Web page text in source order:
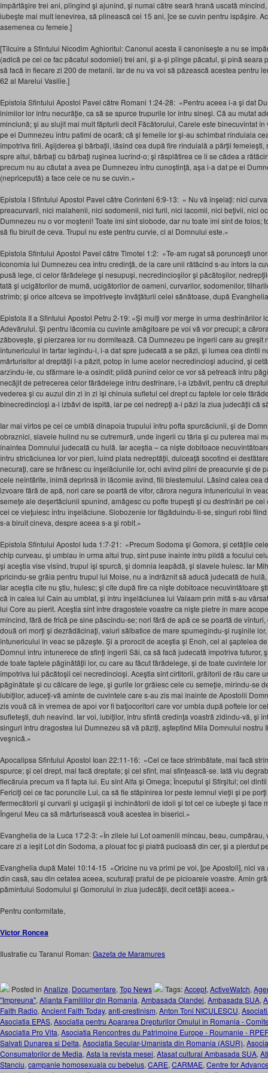
împărtăşire trei ani, plîngînd şi ajunînd, şi numai către seară hrană uscată
iubeşte mai mult lenevirea, să plinească cei 15 ani, [ce se cuvin pentru ispăşire.
asemenea cu femeie.]
[Tîlcuire a Sfîntului Nicodim Aghioritul: Canonul acesta îi canoniseşte a nu se
(adică pe cei ce fac păcatul sodomiei) trei ani, şi a-şi plînge păcatul, şi pînă seara
să facă în fiecare zi 200 de metanii. Iar de nu va voi să păzească acestea pentru
62 al Marelui Vasilie.]
Epistola Sfîntului Apostol Pavel către Romani 1:24-28: «Pentru aceea i-a şi dat
inimilor lor întru necurăţie, ca să se spurce trupurile lor întru sineşi. Că au mutat
minciună; şi au slujit mai mult făpturii decît Făcătorului, Carele este binecuvîntat
pe ei Dumnezeu întru patimi de ocară; că şi femeile lor şi-au schimbat rînduiala
împotriva firii. Aşijderea şi bărbaţii, lăsînd cea după fire rînduială a părţii femeieşti,
spre altul, bărbaţi cu bărbaţi ruşinea lucrînd-o; şi răsplătirea ce li se cădea a
precum nu au căutat a avea pe Dumnezeu întru cunoştinţă, aşa i-a dat pe ei
(nepricepută) a face cele ce nu se cuvin.»
Epistola I Sfîntului Apostol Pavel către Corinteni 6:9-13: « Nu vă înşelaţi: nici
preacurvarii, nici malahenii, nici sodomenii, nici furii, nici lacomii, nici beţivii, nici
Dumnezeu nu o vor moşteni! Toate îmi sînt slobode, dar nu toate îmi sînt de folos;
să fiu biruit de ceva. Trupul nu este pentru curvie, ci al Domnului este.»
Epistola Sfîntului Apostol Pavel către Timotei 1:2: «Te-am rugat să porunceşti
iconomia lui Dumnezeu cea întru credinţă, de la care unii rătăcind s-au întors la
pusă lege, ci celor fărădelege şi nesupuşi, necredincioşilor şi păcătoşilor,
tată şi ucigătorilor de mumă, ucigătorilor de oameni, curvarilor, sodomenilor,
strîmb; şi orice altceva se împotriveşte învăţăturii celei sănătoase, după
Epistola II a Sfîntului Apostol Petru 2-19: «Şi mulţi vor merge în urma desfrînărilor
Adevărului. Şi pentru lăcomia cu cuvinte amăgitoare pe voi vă vor precupi; a
zăboveşte, şi pierzarea lor nu dormitează. Că Dumnezeu pe îngerii care au greşit
întunericului în tartar legîndu-i, i-a dat spre judecată a se păzi, şi lumea cea dintîi
mărturisitor al dreptăţii l-a păzit, potop în lume acelor necredincioşi aducînd, şi
arzîndu-le, cu sfărmare le-a osîndit; pildă punînd celor ce vor să petreacă întru
necăjit de petrecerea celor fărădelege întru desfrînare, l-a izbăvit, pentru că
vederea şi cu auzul din zi în zi îşi chinuia sufletul cel drept cu faptele lor cele
binecredincioşi a-i izbăvi de ispită, iar pe cei nedrepţi a-i păzi la ziua judecăţii că
Iar mai vîrtos pe cei ce umblă dinapoia trupului întru pofta spurcăciunii, şi de
obraznici, slavele hulind nu se cutremură, unde îngerii cu tăria şi cu puterea mai
înaintea Domnului judecată cu hulă. Iar aceştia – ca nişte dobitoace
întru stricăciunea lor vor pieri, luînd plata nedreptăţii, dulceaţă socotind ei
necuraţi, care se hrănesc cu înşelăciunile lor, ochi avînd plini de preacurvie şi de
cele neîntărite, inimă deprinsă în lăcomie avînd, fiii blestemului. Lăsînd calea cea
izvoare fără de apă, nori care se poartă de vifor, cărora negura întunericului în
semeţe ale deşertăciunii spunînd, amăgesc cu pofte trupeşti şi cu desfrînări pe
cei ce vieţuiesc întru înşelăciune. Slobozenie lor făgăduindu-li-se, singuri robi
s-a biruit cineva, despre aceea s-a şi robit.»
Epistola Sfîntului Apostol Iuda 1:7-21: «Precum Sodoma şi Gomora, şi cetăţile
chip curveau, şi umblau în urma altui trup, sînt puse înainte întru pildă a focului
şi aceştia vise visînd, trupul îşi spurcă, şi domnia leapădă, şi slavele hulesc. Iar
pricindu-se grăia pentru trupul lui Moise, nu a îndrăznit să aducă judecată de
Iar aceştia cîte nu ştiu, hulesc; şi cîte după fire ca nişte dobitoace necuvîntătoare
că în calea lui Cain au umblat, şi întru înşelăciunea lui Valaam prin mită s-au
lui Core au pierit. Aceştia sînt între dragostele voastre ca nişte pietre în mare
mîncînd, fără de frică pe sine păscîndu-se; nori fără de apă ce se poartă de
două ori morţi şi dezrădăcinaţi, valuri sălbatice de mare spumegîndu-şi ruşinile
întunericului în veac se păzeşte. Şi a prorocit de aceştia şi Enoh, cel al şaptelea
Domnul întru întunerece de sfinţi îngerii Săi, ca să facă judecată împotriva tuturor,
de toate faptele păgînătăţii lor, cu care au făcut fărădelege, şi de toate cuvintele
împotriva lui păcătoşii cei necredincioşi. Aceştia sînt cîrtitorii, grăitorii de rău care
păgînătate şi cu călcare de lege, şi gurile lor grăiesc cele cu semeţie, mirîndu-se
iubiţilor, aduceţi-vă aminte de cuvintele care s-au zis mai înainte de Apostolii
zis vouă că în vremea de apoi vor fi batjocoritori care vor umbla după poftele lor
sufleteşti, duh neavînd. Iar voi, iubiţilor, întru sfîntă credinţa voastră zidindu-vă, şi
singuri întru dragostea lui Dumnezeu să vă păziţi, aşteptînd Mila Domnului nostru
veşnică.»
Apocalipsa Sfîntului Apostol Ioan 22:11-16: «Cel ce face strîmbătate, mai facă
spurce; şi cel drept, mai facă dreptate; şi cel sfînt, mai sfinţească-se. Iată viu
fiecăruia precum va fi fapta lui. Eu sînt Alfa şi Omega; Începutul şi Sfîrşitul; cel
Fericiţi cei ce fac poruncile Lui, ca să fie stăpînirea lor peste lemnul vieţii şi pe
fermecătorii şi curvarii şi ucigaşii şi închinătorii de idoli şi tot cel ce iubeşte şi face
Îngerul Meu ca să mărturisească vouă acestea în biserici.»
Evanghelia de la Luca 17:2-3: «În zilele lui Lot oameniii mîncau, beau,
care zi a ieşit Lot din Sodoma, a plouat foc şi piatră pucioasă din cer, şi a pierdut
Evanghelia după Matei 10:14-15 «Oricine nu va primi pe voi, [pe Apostoli], nici
din casă, sau din cetatea aceea, scuturaţi praful de pe picioarele voastre. Amin
pămîntului Sodomului şi Gomorului în ziua judecăţii, decît cetăţii aceea.»
Pentru conformitate,
Victor Roncea
Ilustratie cu Taranul Roman:Gazeta de Maramures
Posted in Analize, Documentare, Top News Tags:Accept, ActiveWatch,
"Impreuna", Alianta Familiilor din Romania, Ambasada Olandei, Ambasada SUA,
Faith Radio, Ancient Faith Today, anti-crestinism, Anton Toni NICULESCU,
Asociatia EPAS, Asociatia pentru Apararea Drepturilor Omului in Romania -
Asociatia Pro Vita, Asociatia Rencontres du Patrimoine Europe - Roumanie -
Salvati Dunarea si Delta, Asociatia Secular-Umanista din Romania (ASUR),
Consumatorilor de Media, Asta la revista mesei, Atasat cultural Ambasada SUA,
Stanciu, campanie homosexuala cu bebelus, CARE, CARMAE, Centre for